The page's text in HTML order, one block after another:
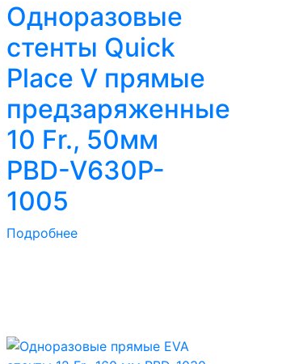
Одноразовые
стенты Quick
Place V прямые
предзаряженные
10 Fr., 50мм
PBD-V630P-
1005
Подробнее